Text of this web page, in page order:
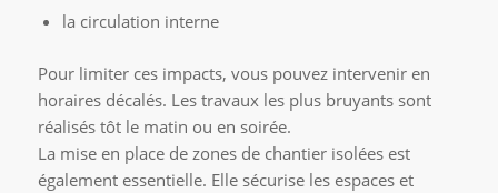
la circulation interne
Pour limiter ces impacts, vous pouvez intervenir en
horaires décalés. Les travaux les plus bruyants sont
réalisés tôt le matin ou en soirée.
La mise en place de zones de chantier isolées est
également essentielle. Elle sécurise les espaces et